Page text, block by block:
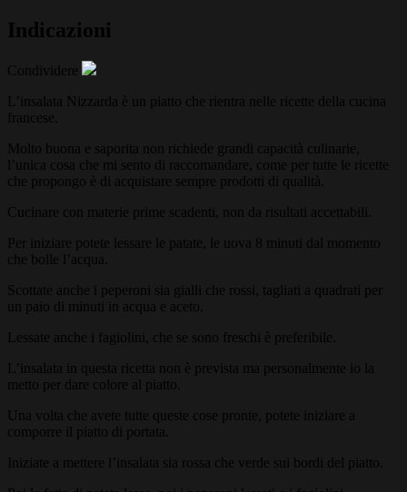
Indicazioni
Condividere
L’insalata Nizzarda è un piatto che rientra nelle ricette della cucina
francese.
Molto buona e saporita non richiede grandi capacità culinarie,
l’unica cosa che mi sento di raccomandare, come per tutte le ricette
che propongo è di acquistare sempre prodotti di qualità.
Cucinare con materie prime scadenti, non da risultati accettabili.
Per iniziare potete lessare le patate, le uova 8 minuti dal momento
che bolle l’acqua.
Scottate anche i peperoni sia gialli che rossi, tagliati a quadrati per
un paio di minuti in acqua e aceto.
Lessate anche i fagiolini, che se sono freschi è preferibile.
L’insalata in questa ricetta non è prevista ma personalmente io la
metto per dare colore al piatto.
Una volta che avete tutte queste cose pronte, potete iniziare a
comporre il piatto di portata.
Iniziate a mettere l’insalata sia rossa che verde sui bordi del piatto.